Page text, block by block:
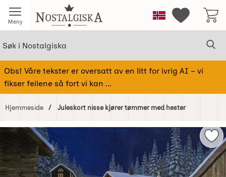
Meny Startsiden for NostalgiskaNorge Mine
Obs! Våre tekster er oversatt av en litt for ivrig AI – vi
fikser feilene så fort vi kan ...
Hjemmeside Juleskort nisse kjører tømmer med hester
Hoppe
over